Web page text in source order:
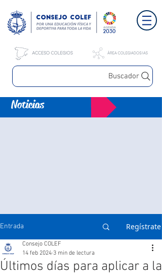
Buscador
Noticias
Entrada Regístrate
Últimos días para aplicar a la
Consejo COLEF
14 feb 2024 3 min de lectura